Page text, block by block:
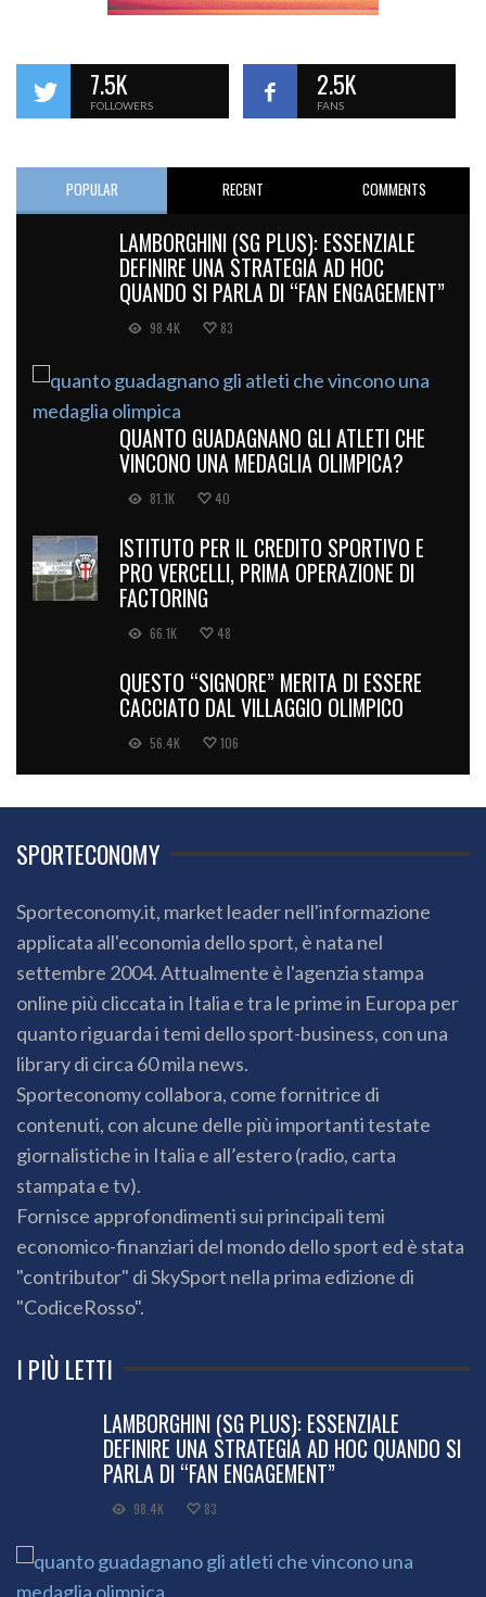
7.5K
FOLLOWERS
2.5K
FANS
POPULAR RECENT COMMENTS
LAMBORGHINI (SG PLUS): ESSENZIALE
DEFINIRE UNA STRATEGIA AD HOC
QUANDO SI PARLA DI “FAN ENGAGEMENT”
98.4K 83
QUANTO GUADAGNANO GLI ATLETI CHE
VINCONO UNA MEDAGLIA OLIMPICA?
81.1K 40
ISTITUTO PER IL CREDITO SPORTIVO E
PRO VERCELLI, PRIMA OPERAZIONE DI
FACTORING
66.1K 48
QUESTO “SIGNORE” MERITA DI ESSERE
CACCIATO DAL VILLAGGIO OLIMPICO
56.4K 106
SPORTECONOMY
Sporteconomy.it, market leader nell'informazione
applicata all'economia dello sport, è nata nel
settembre 2004. Attualmente è l'agenzia stampa
online più cliccata in Italia e tra le prime in Europa per
quanto riguarda i temi dello sport-business, con una
library di circa 60 mila news.
Sporteconomy collabora, come fornitrice di
contenuti, con alcune delle più importanti testate
giornalistiche in Italia e all’estero (radio, carta
stampata e tv).
Fornisce approfondimenti sui principali temi
economico-finanziari del mondo dello sport ed è stata
"contributor" di SkySport nella prima edizione di
"CodiceRosso".
I PIÙ LETTI
LAMBORGHINI (SG PLUS): ESSENZIALE
DEFINIRE UNA STRATEGIA AD HOC QUANDO SI
PARLA DI “FAN ENGAGEMENT”
98.4K 83